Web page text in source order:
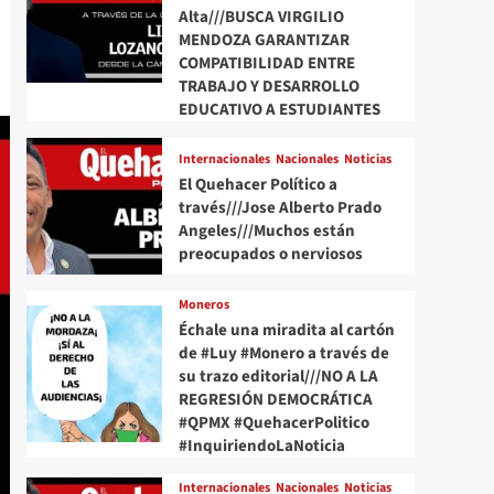
Alta///BUSCA VIRGILIO
MENDOZA GARANTIZAR
COMPATIBILIDAD ENTRE
TRABAJO Y DESARROLLO
EDUCATIVO A ESTUDIANTES
Internacionales Nacionales Noticias
El Quehacer Político a
través///Jose Alberto Prado
Angeles///Muchos están
preocupados o nerviosos
Moneros
Échale una miradita al cartón
de #Luy #Monero a través de
su trazo editorial///NO A LA
REGRESIÓN DEMOCRÁTICA
#QPMX #QuehacerPolitico
#InquiriendoLaNoticia
Internacionales Nacionales Noticias